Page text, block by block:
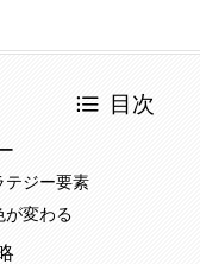
目次
テジー要素
が変わる